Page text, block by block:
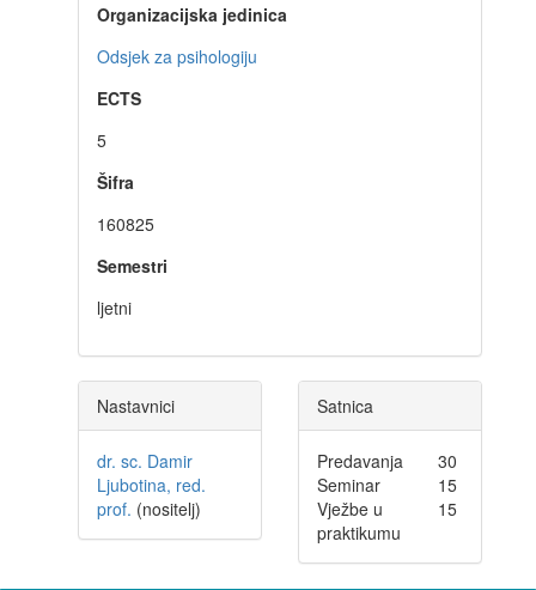
Organizacijska jedinica
Odsjek za psihologiju
ECTS
5
Šifra
160825
Semestri
ljetni
Nastavnici
dr. sc. Damir
Ljubotina, red.
prof. (nositelj)
Satnica
Predavanja
30
Seminar
15
Vježbe u
praktikumu
15